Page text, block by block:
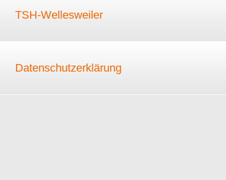
TSH-Wellesweiler
Datenschutzerklärung